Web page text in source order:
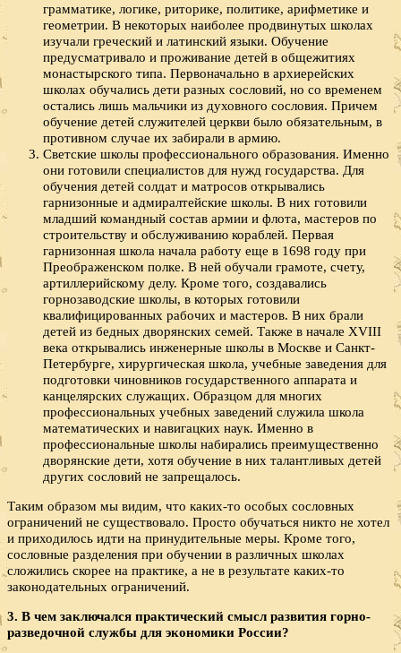
грамматике, логике, риторике, политике, арифметике и
геометрии. В некоторых наиболее продвинутых школах
изучали греческий и латинский языки. Обучение
предусматривало и проживание детей в общежитиях
монастырского типа. Первоначально в архиерейских
школах обучались дети разных сословий, но со временем
остались лишь мальчики из духовного сословия. Причем
обучение детей служителей церкви было обязательным, в
противном случае их забирали в армию.
Светские школы профессионального образования. Именно
они готовили специалистов для нужд государства. Для
обучения детей солдат и матросов открывались
гарнизонные и адмиралтейские школы. В них готовили
младший командный состав армии и флота, мастеров по
строительству и обслуживанию кораблей. Первая
гарнизонная школа начала работу еще в 1698 году при
Преображенском полке. В ней обучали грамоте, счету,
артиллерийскому делу. Кроме того, создавались
горнозаводские школы, в которых готовили
квалифицированных рабочих и мастеров. В них брали
детей из бедных дворянских семей. Также в начале XVIII
века открывались инженерные школы в Москве и Санкт-
Петербурге, хирургическая школа, учебные заведения для
подготовки чиновников государственного аппарата и
канцелярских служащих. Образцом для многих
профессиональных учебных заведений служила школа
математических и навигацких наук. Именно в
профессиональные школы набирались преимущественно
дворянские дети, хотя обучение в них талантливых детей
других сословий не запрещалось.
Таким образом мы видим, что каких-то особых сословных
ограничений не существовало. Просто обучаться никто не хотел
и приходилось идти на принудительные меры. Кроме того,
сословные разделения при обучении в различных школах
сложились скорее на практике, а не в результате каких-то
законодательных ограничений.
3. В чем заключался практический смысл развития горно-
разведочной службы для экономики России?